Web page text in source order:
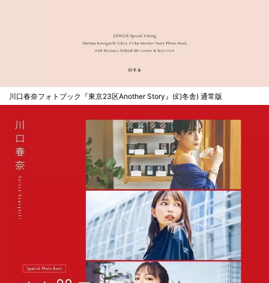
川口春奈フォトブック『東京23区Another Story』(幻冬舎) 通常版